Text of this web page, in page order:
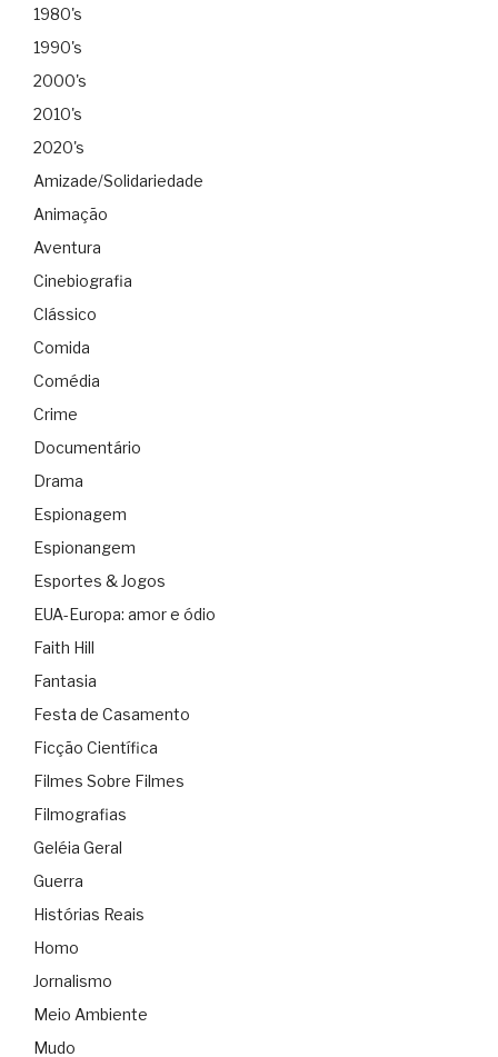
1980's
1990's
2000's
2010's
2020's
Amizade/Solidariedade
Animação
Aventura
Cinebiografia
Clássico
Comida
Comédia
Crime
Documentário
Drama
Espionagem
Espionangem
Esportes & Jogos
EUA-Europa: amor e ódio
Faith Hill
Fantasia
Festa de Casamento
Ficção Científica
Filmes Sobre Filmes
Filmografias
Geléia Geral
Guerra
Histórias Reais
Homo
Jornalismo
Meio Ambiente
Mudo